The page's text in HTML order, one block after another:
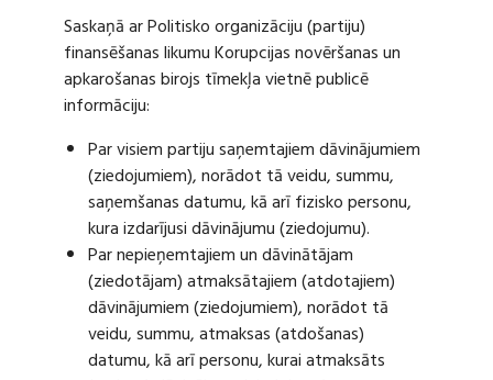
Saskaņā ar Politisko organizāciju (partiju)
finansēšanas likumu Korupcijas novēršanas un
apkarošanas birojs tīmekļa vietnē publicē
informāciju:
Par visiem partiju saņemtajiem dāvinājumiem
(ziedojumiem), norādot tā veidu, summu,
saņemšanas datumu, kā arī fizisko personu,
kura izdarījusi dāvinājumu (ziedojumu).
Par nepieņemtajiem un dāvinātājam
(ziedotājam) atmaksātajiem (atdotajiem)
dāvinājumiem (ziedojumiem), norādot tā
veidu, summu, atmaksas (atdošanas)
datumu, kā arī personu, kurai atmaksāts